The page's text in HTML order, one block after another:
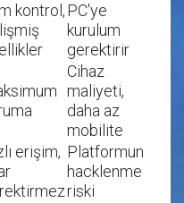
kontrol,PC'ye
kurulum
gerektirir
Cihaz
maliyeti,
daha az
mobilite
erişim, Platformun
hacklenme
riski